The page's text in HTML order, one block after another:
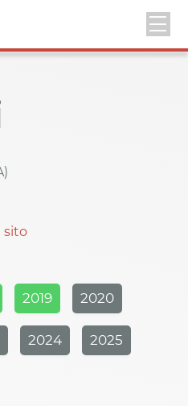
sito
2019 2020
2024 2025